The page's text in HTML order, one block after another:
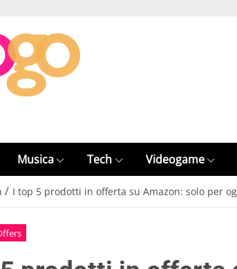
Musica Tech Videogame
/ I top 5 prodotti in offerta su Amazon: solo per